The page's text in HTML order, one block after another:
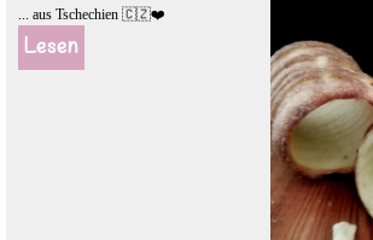
... aus Tschechien 🇨🇿❤️
Lesen